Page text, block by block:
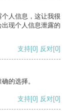
人信息，这让我很
现个人信息泄露的
支持[0] 反对[0]
的选择。
支持[0] 反对[0]